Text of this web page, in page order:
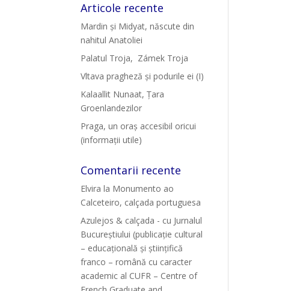
Articole recente
Mardin și Midyat, născute din
nahitul Anatoliei
Palatul Troja, Zámek Troja
Vltava pragheză și podurile ei (I)
Kalaallit Nunaat, Țara
Groenlandezilor
Praga, un oraș accesibil oricui
(informații utile)
Comentarii recente
Elvira la Monumento ao
Calceteiro, calçada portuguesa
Azulejos & calçada - cu Jurnalul
Bucureștiului (publicație cultural
– educațională și științifică
franco – română cu caracter
academic al CUFR – Centre of